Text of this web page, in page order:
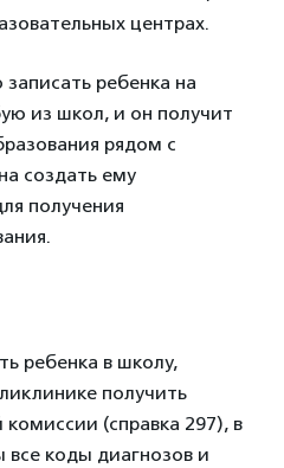
центрах.
ребенка на
из школ, и он получит
рядом с
создать ему
получения
ребенка в школу,
получить
(справка 297), в
все коды диагнозов и